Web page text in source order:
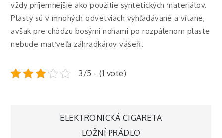
vždy príjemnejšie ako použitie syntetických materiálov.
Plasty sú v mnohých odvetviach vyhľadávané a vítane,
avšak pre chôdzu bosými nohami po rozpálenom plaste
nebude mať veľa záhradkárov vášeň.
3/5 - (1 vote)
Navigace
ELEKTRONICKÁ CIGARETA
LOŽNÍ PRÁDLO